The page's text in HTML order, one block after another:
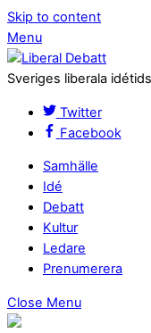
Skip to content
Menu
Sveriges liberala
Twitter
Facebook
Samhälle
Idé
Debatt
Kultur
Ledare
Prenumerera
Close Menu